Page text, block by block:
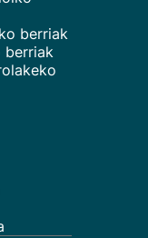
berriak
berriak